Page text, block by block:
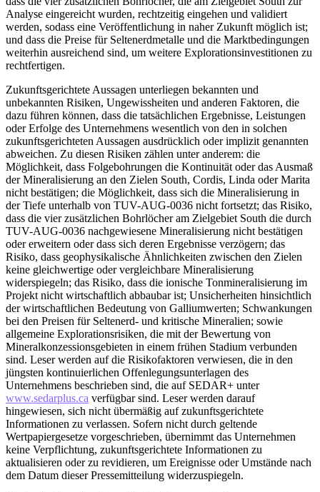
Analyse eingereicht wurden, rechtzeitig eingehen und validiert
werden, sodass eine Veröffentlichung in naher Zukunft möglich ist;
und dass die Preise für Seltenerdmetalle und die Marktbedingungen
weiterhin ausreichend sind, um weitere Explorationsinvestitionen zu
rechtfertigen.
Zukunftsgerichtete Aussagen unterliegen bekannten und
unbekannten Risiken, Ungewissheiten und anderen Faktoren, die
dazu führen können, dass die tatsächlichen Ergebnisse, Leistungen
oder Erfolge des Unternehmens wesentlich von den in solchen
zukunftsgerichteten Aussagen ausdrücklich oder implizit genannten
abweichen. Zu diesen Risiken zählen unter anderem: die
Möglichkeit, dass Folgebohrungen die Kontinuität oder das Ausmaß
der Mineralisierung an den Zielen South, Cordis, Linda oder Marita
nicht bestätigen; die Möglichkeit, dass sich die Mineralisierung in
der Tiefe unterhalb von TUV-AUG-0036 nicht fortsetzt; das Risiko,
dass die vier zusätzlichen Bohrlöcher am Zielgebiet South die durch
TUV-AUG-0036 nachgewiesene Mineralisierung nicht bestätigen
oder erweitern oder dass sich deren Ergebnisse verzögern; das
Risiko, dass geophysikalische Ähnlichkeiten zwischen den Zielen
keine gleichwertige oder vergleichbare Mineralisierung
widerspiegeln; das Risiko, dass die ionische Tonmineralisierung im
Projekt nicht wirtschaftlich abbaubar ist; Unsicherheiten hinsichtlich
der wirtschaftlichen Bedeutung von Galliumwerten; Schwankungen
bei den Preisen für Seltenerd- und kritische Mineralien; sowie
allgemeine Explorationsrisiken, die mit der Bewertung von
Mineralkonzessionsgebieten in einem frühen Stadium verbunden
sind. Leser werden auf die Risikofaktoren verwiesen, die in den
jüngsten kontinuierlichen Offenlegungsunterlagen des
Unternehmens beschrieben sind, die auf SEDAR+ unter
www.sedarplus.ca verfügbar sind. Leser werden darauf
hingewiesen, sich nicht übermäßig auf zukunftsgerichtete
Informationen zu verlassen. Sofern nicht durch geltende
Wertpapiergesetze vorgeschrieben, übernimmt das Unternehmen
keine Verpflichtung, zukunftsgerichtete Informationen zu
aktualisieren oder zu revidieren, um Ereignisse oder Umstände nach
dem Datum dieser Pressemitteilung widerzuspiegeln.